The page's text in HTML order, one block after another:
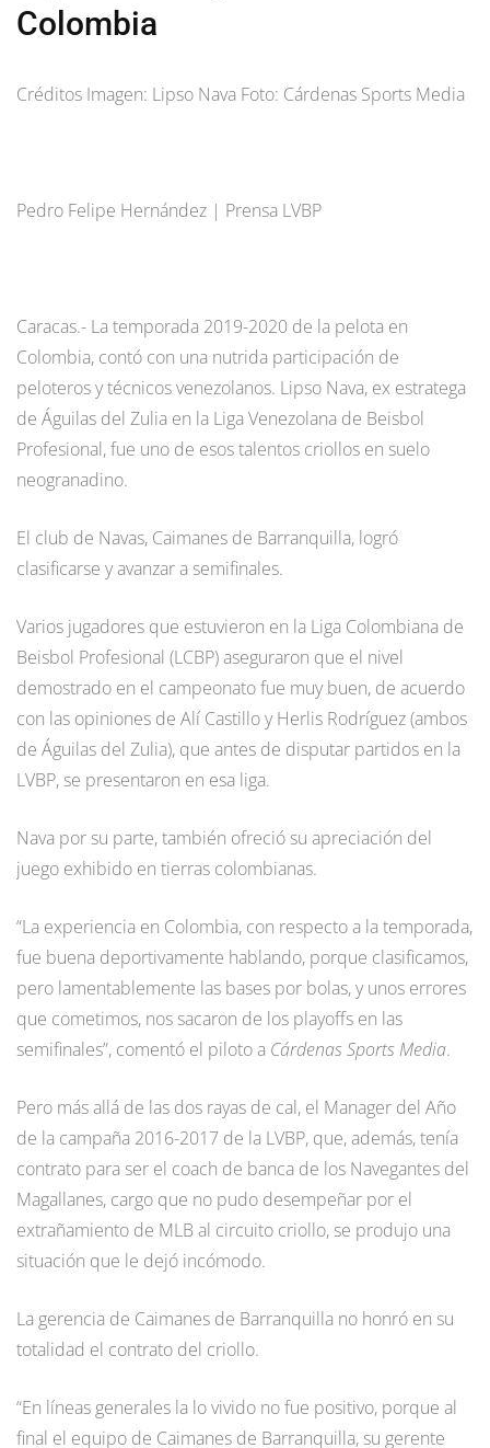
Colombia
Créditos Imagen: Lipso Nava Foto: Cárdenas Sports Media
Pedro Felipe Hernández | Prensa LVBP
Caracas.- La temporada 2019-2020 de la pelota en
Colombia, contó con una nutrida participación de
peloteros y técnicos venezolanos. Lipso Nava, ex estratega
de Águilas del Zulia en la Liga Venezolana de Beisbol
Profesional, fue uno de esos talentos criollos en suelo
neogranadino.
El club de Navas, Caimanes de Barranquilla, logró
clasificarse y avanzar a semifinales.
Varios jugadores que estuvieron en la Liga Colombiana de
Beisbol Profesional (LCBP) aseguraron que el nivel
demostrado en el campeonato fue muy buen, de acuerdo
con las opiniones de Alí Castillo y Herlis Rodríguez (ambos
de Águilas del Zulia), que antes de disputar partidos en la
LVBP, se presentaron en esa liga.
Nava por su parte, también ofreció su apreciación del
juego exhibido en tierras colombianas.
“La experiencia en Colombia, con respecto a la temporada,
fue buena deportivamente hablando, porque clasificamos,
pero lamentablemente las bases por bolas, y unos errores
que cometimos, nos sacaron de los playoffs en las
semifinales”, comentó el piloto a Cárdenas Sports Media.
Pero más allá de las dos rayas de cal, el Manager del Año
de la campaña 2016-2017 de la LVBP, que, además, tenía
contrato para ser el coach de banca de los Navegantes del
Magallanes, cargo que no pudo desempeñar por el
extrañamiento de MLB al circuito criollo, se produjo una
situación que le dejó incómodo.
La gerencia de Caimanes de Barranquilla no honró en su
totalidad el contrato del criollo.
“En líneas generales la lo vivido no fue positivo, porque al
final el equipo de Caimanes de Barranquilla, su gerente